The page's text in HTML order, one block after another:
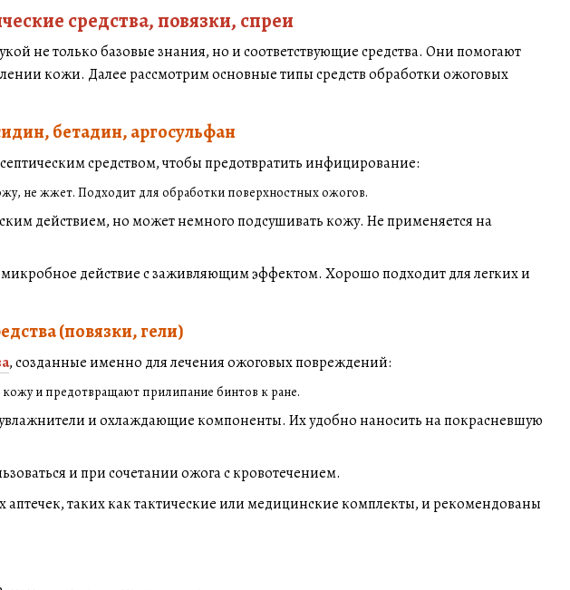
средства, повязки, спреи
не только базовые знания, но и соответствующие средства. Они помогают
кожи. Далее рассмотрим основные типы средств обработки ожоговых
бетадин, аргосульфан
средством, чтобы предотвратить инфицирование:
не жжет. Подходит для обработки поверхностных ожогов.
действием, но может немного подсушивать кожу. Не применяется на
действие с заживляющим эффектом. Хорошо подходит для легких и
(повязки, гели)
, созданные именно для лечения ожоговых повреждений:
и предотвращают прилипание бинтов к ране.
и охлаждающие компоненты. Их удобно наносить на покрасневшую
и при сочетании ожога с кровотечением.
аптечек, таких как тактические или медицинские комплекты, и рекомендованы